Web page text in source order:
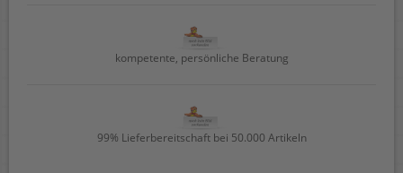
kompetente, persönliche Beratung
99% Lieferbereitschaft bei 50.000 Artikeln